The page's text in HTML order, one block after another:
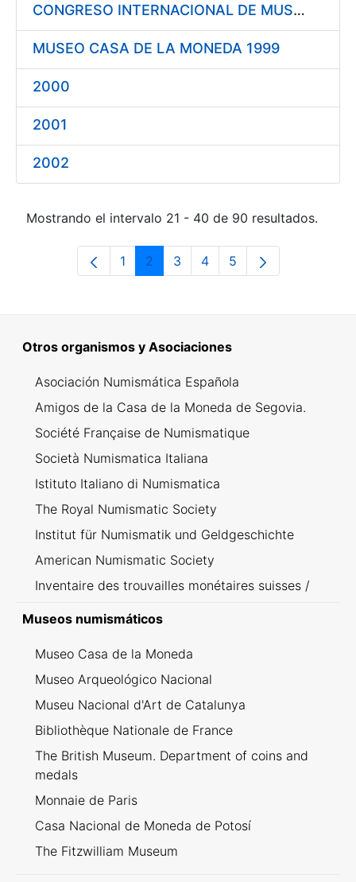
CONGRESO INTERNACIONAL DE MUSEOLOGÍA DEL DINERO 1999
MUSEO CASA DE LA MONEDA 1999
2000
2001
2002
Mostrando el intervalo 21 - 40 de 90 resultados.
Página
1 Página
2 Página
3 Página
4 Página
5
Otros organismos y Asociaciones
Asociación Numismática Española
Amigos de la Casa de la Moneda de Segovia.
Société Française de Numismatique
Società Numismatica Italiana
Istituto Italiano di Numismatica
The Royal Numismatic Society
Institut für Numismatik und Geldgeschichte
American Numismatic Society
Inventaire des trouvailles monétaires suisses /
Museos numismáticos
Museo Casa de la Moneda
Museo Arqueológico Nacional
Museu Nacional d'Art de Catalunya
Bibliothèque Nationale de France
The British Museum. Department of coins and
medals
Monnaie de Paris
Casa Nacional de Moneda de Potosí
The Fitzwilliam Museum